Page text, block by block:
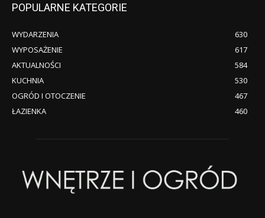
POPULARNE KATEGORIE
WYDARZENIA
630
WYPOSAŻENIE
617
AKTUALNOŚCI
584
KUCHNIA
530
OGRÓD I OTOCZENIE
467
ŁAZIENKA
460